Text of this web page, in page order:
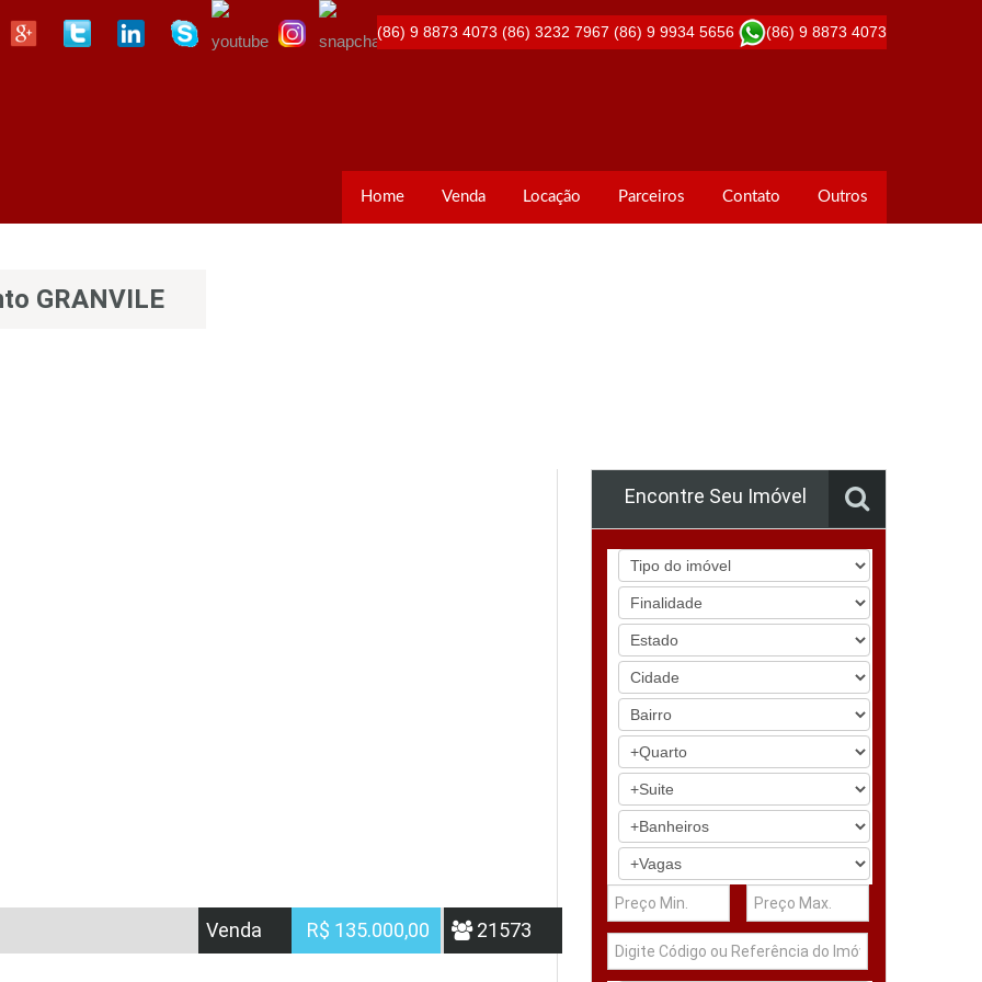
(86) 9 8873 4073 (86) 3232 7967 (86) 9 9934 5656 (86) 9 8873 4073
Home Venda Locação Parceiros Contato Outros
GRANVILE
Venda R$ 135.000,00 21573
Encontre Seu Imóvel